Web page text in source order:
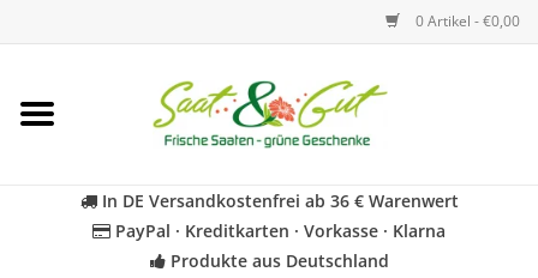
0 Artikel - €0,00
Startseite
In DE Versandkostenfrei ab 36 € Warenwert
PayPal · Kreditkarten · Vorkasse · Klarna
Produkte aus Deutschland